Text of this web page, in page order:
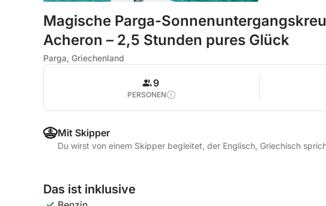
Magische Parga-
Acheron – 2,5 Stunden pures Glück
Parga, Griechenland
9
PERSONEN
Mit Skipper
Du wirst von einem Skipper begleitet, der Englisch, Griechisch
Das ist inklusive